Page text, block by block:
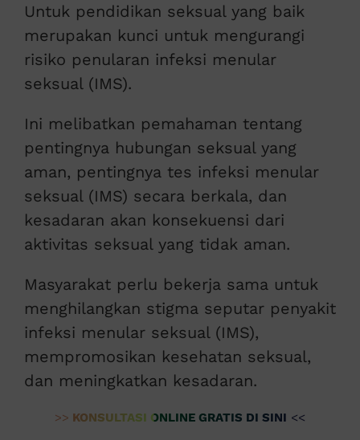
Untuk pendidikan seksual yang baik
merupakan kunci untuk mengurangi
risiko penularan infeksi menular
seksual (IMS).
Ini melibatkan pemahaman tentang
pentingnya hubungan seksual yang
aman, pentingnya tes infeksi menular
seksual (IMS) secara berkala, dan
kesadaran akan konsekuensi dari
aktivitas seksual yang tidak aman.
Masyarakat perlu bekerja sama untuk
menghilangkan stigma seputar penyakit
infeksi menular seksual (IMS),
mempromosikan kesehatan seksual,
dan meningkatkan kesadaran.
>> KONSULTASI ONLINE GRATIS DI SINI <<